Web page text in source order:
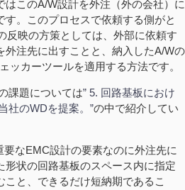
はこのA/W設計を外注（外の会社）に
。このプロセスで依頼する側がと
反映の方策としては、外部に依頼す
外注先に出すことと、納入したA/Wの
ッカーツールを適用する方法です。
課題については” 5. 回路基板におけ
社のWDを提案。”の中で紹介してい
なEMC設計の要素なのに外注先に
形状の回路基板のスペース内に指定
こと、できるだけ短納期であるこ